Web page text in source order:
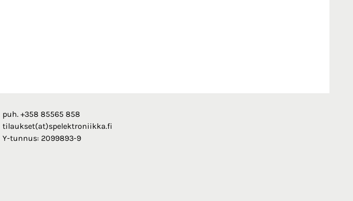
puh. +358 85565 858
tilaukset(at)spelektroniikka.fi
Y-tunnus: 2099893-9